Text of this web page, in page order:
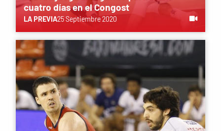
cuatro días en el Congost
LA PREVIA25 Septiembre 2020